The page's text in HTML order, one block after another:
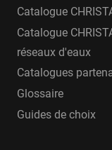
disposant de la
sa part la
été développés
ont fait l’objet
L’ensemble de
revêtus d’une
Catalogue
Catalogue
réseaux d'eaux
Catalogues
Glossaire
Guides de choix